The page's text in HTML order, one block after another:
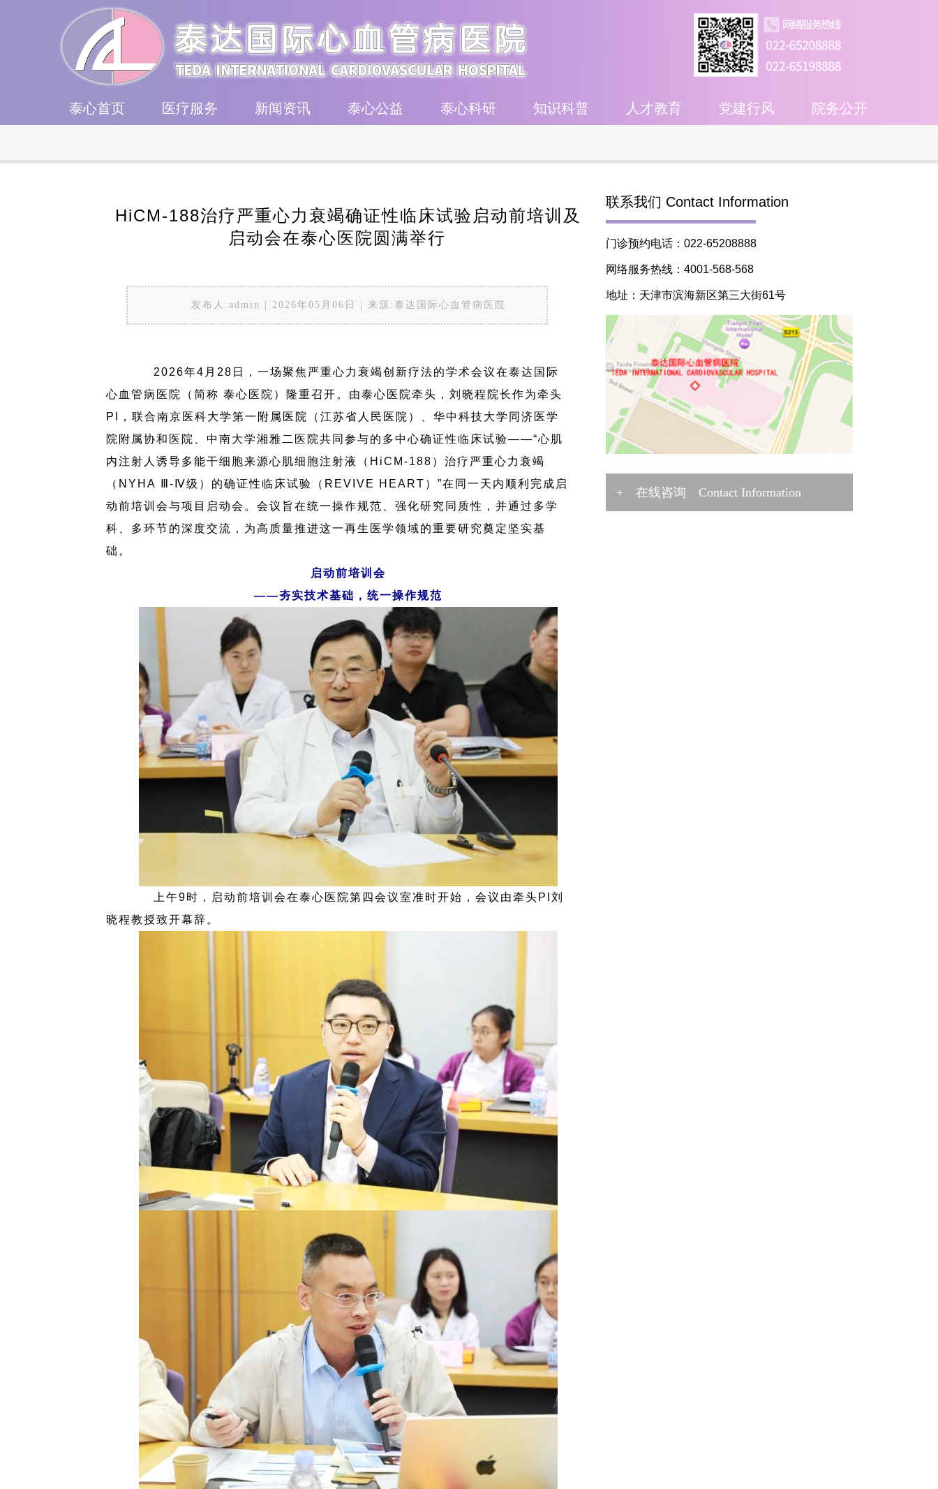
泰心首页 医疗服务 新闻资讯 泰心公益 泰心科研 知识科普 人才教育 党建行风 院务公开
HiCM-188治疗严重心力衰竭确证性临床试验启动前培训及
启动会在泰心医院圆满举行
发布人:admin | 2026年05月06日 | 来源:泰达国际心血管病医院
2026年4月28日，一场聚焦严重心力衰竭创新疗法的学术会议在泰达国际
心血管病医院（简称 泰心医院）隆重召开。由泰心医院牵头，刘晓程院长作为牵头
PI，联合南京医科大学第一附属医院（江苏省人民医院）、华中科技大学同济医学
院附属协和医院、中南大学湘雅二医院共同参与的多中心确证性临床试验——“心肌
内注射人诱导多能干细胞来源心肌细胞注射液（HiCM-188）治疗严重心力衰竭
（NYHA Ⅲ-Ⅳ级）的确证性临床试验（REVIVE HEART）”在同一天内顺利完成启
动前培训会与项目启动会。会议旨在统一操作规范、强化研究同质性，并通过多学
科、多环节的深度交流，为高质量推进这一再生医学领域的重要研究奠定坚实基
础。
启动前培训会
——夯实技术基础，统一操作规范
上午9时，启动前培训会在泰心医院第四会议室准时开始，会议由牵头PI刘
晓程教授致开幕辞。
联系我们 Contact Information
门诊预约电话：022-65208888
网络服务热线：4001-568-568
地址：天津市滨海新区第三大街61号
在线咨询 Contact Information